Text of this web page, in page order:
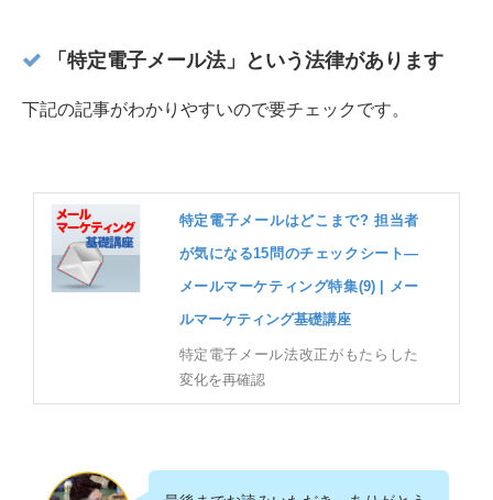
「特定電子メール法」という法律があります
下記の記事がわかりやすいので要チェックです。
特定電子メールはどこまで? 担当者
が気になる15問のチェックシート―
メールマーケティング特集(9) | メー
ルマーケティング基礎講座
特定電子メール法改正がもたらした
変化を再確認